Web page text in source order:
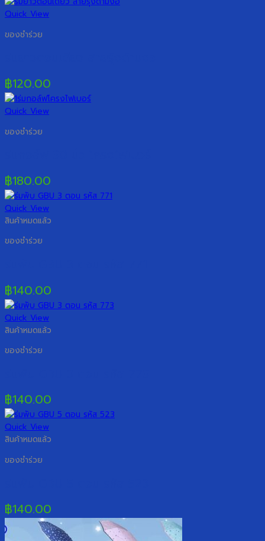
Quick View
ของชำร่วย
฿120.00
Quick View
ของชำร่วย
฿180.00
Quick View
สินค้าหมดแล้ว
ของชำร่วย
฿140.00
Quick View
สินค้าหมดแล้ว
ของชำร่วย
฿140.00
Quick View
สินค้าหมดแล้ว
ของชำร่วย
฿140.00